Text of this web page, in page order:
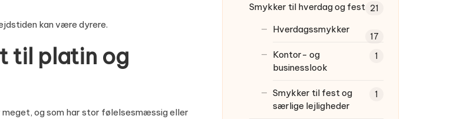
kan være dyrere.
til platin og
og som har stor følelsesmæssig eller
Smykker til hverdag og fest 21
Hverdagssmykker
17
Kontor- og
businesslook
1
Smykker til fest og
særlige lejligheder
1